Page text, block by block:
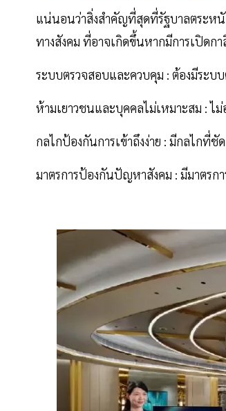
แน่นอนว่าสิ่งสำคัญที่สุดที่รัฐบาลตระหนั
ทางสังคม ที่อาจเกิดขึ้นหากมีการเปิดก
ระบบตรวจสอบและควบคุม : ต้องมีระ
ห้ามเยาวชนและบุคคลไม่เหมาะสม :
กลไกป้องกันการเข้าถึงง่าย : มีกลไกที่
มาตรการป้องกันปัญหาสังคม : มีมาตรก